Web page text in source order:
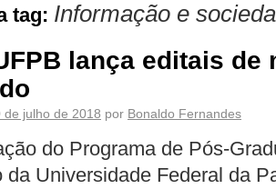
tag: Informação e
lança editais de
de julho de 2018 por Bonaldo Fernandes
do Programa de Pós-
da Universidade Federal da